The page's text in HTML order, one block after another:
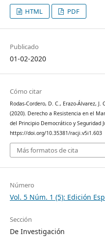
HTML PDF
Publicado
01-02-2020
Cómo citar
Rodas-Cordero, D. C., Erazo-Álvarez, J.
(2020). Derecho a Resistencia en el
del Principio Democrático y Seguridad
https://doi.org/10.35381/racji.v5i1.603
Más formatos de cita
Número
Vol. 5 Núm. 1 (5): Edición
Sección
De Investigación